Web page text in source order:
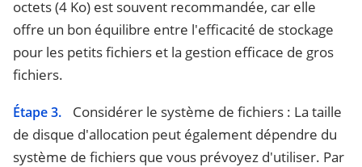
octets (4 Ko) est souvent recommandée, car elle
offre un bon équilibre entre l'efficacité de stockage
pour les petits fichiers et la gestion efficace de gros
fichiers.
Étape 3.
Considérer le système de fichiers : La taille
de disque d'allocation peut également dépendre du
système de fichiers que vous prévoyez d'utiliser. Par